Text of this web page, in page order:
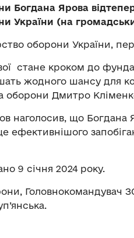
Богдана Ярова
України (на
оборони України,
стане кроком до
жодного шансу для
оборони Дмитро
наголосив, що Богдана
ефективнішого
9 січня 2024 року.
Головнокомандувач